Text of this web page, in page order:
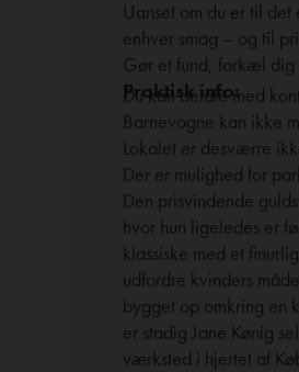
Uanset om du er til
enhver smag – og til
Gør et fund, forkæl dig
Praktisk info:
Du kan betale med
Barnevogne kan ikke
Lokalet er desværre
Der er mulighed for
Den prisvindende
hvor hun ligeledes er
klassiske med et
udfordre kvinders
bygget op omkring en
er stadig Jane Kønig
værksted i hjertet af